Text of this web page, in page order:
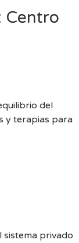
Centro
del
y terapias para
sistema privado